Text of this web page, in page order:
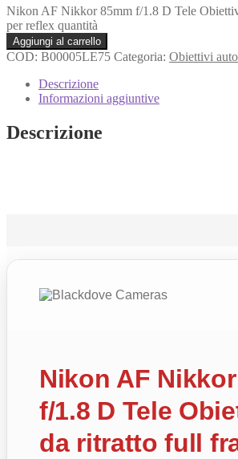
Nikon AF Nikkor 85mm f/1.8 D Tele
per reflex quantità
Aggiungi al carrello
COD: B00005LE75 Categoria: Obiettivi
Descrizione
Informazioni aggiuntive
Descrizione
Nikon AF
f/1.8 D Tele
da ritratto full